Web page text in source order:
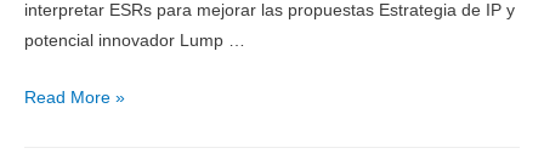
interpretar ESRs para mejorar las propuestas Estrategia de IP y
potencial innovador Lump …
Read More »